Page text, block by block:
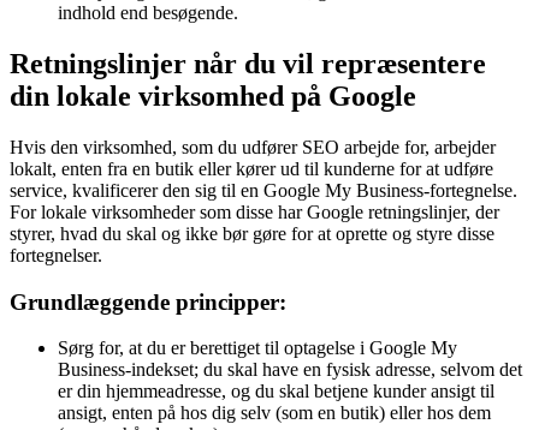
indhold end besøgende.
Retningslinjer når du vil repræsentere
din lokale virksomhed på Google
Hvis den virksomhed, som du udfører SEO arbejde for, arbejder
lokalt, enten fra en butik eller kører ud til kunderne for at udføre
service, kvalificerer den sig til en Google My Business-fortegnelse.
For lokale virksomheder som disse har Google retningslinjer, der
styrer, hvad du skal og ikke bør gøre for at oprette og styre disse
fortegnelser.
Grundlæggende principper:
Sørg for, at du er berettiget til optagelse i Google My
Business-indekset; du skal have en fysisk adresse, selvom det
er din hjemmeadresse, og du skal betjene kunder ansigt til
ansigt, enten på hos dig selv (som en butik) eller hos dem